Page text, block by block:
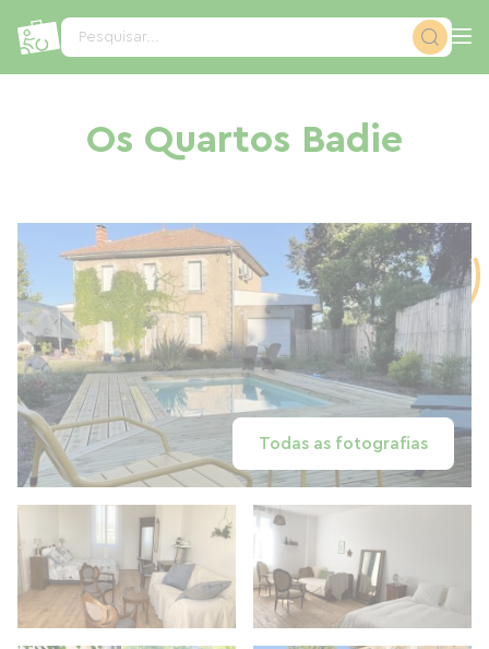
Pesquisar...
Os Quartos Badie
Todas as fotografias
Painel de Gerenciamento de Cookies